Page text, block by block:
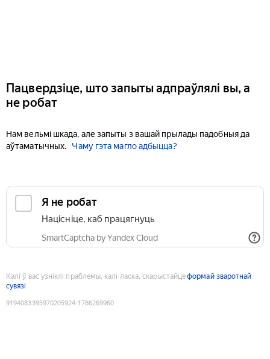
Пацвердзіце, што запыты адпраўлялі вы, а
не робат
Нам вельмі шкада, але запыты з вашай прылады падобныя да
аўтаматычных.
Чаму гэта магло адбыцца?
Я не робат
Націсніце, каб працягнуць
SmartCaptcha by Yandex Cloud
Калі ў вас узніклі праблемы, калі ласка, скарыстайцеформай зваротнай
сувязі
9194083395970205924:1786269960